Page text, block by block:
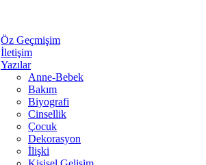
Öz Geçmişim
İletişim
Yazılar
Anne-Bebek
Bakım
Biyografi
Cinsellik
Çocuk
Dekorasyon
İlişki